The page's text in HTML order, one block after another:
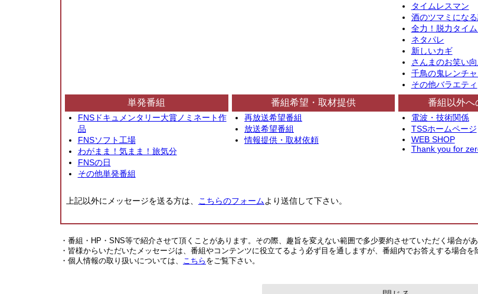
タイムレスマン
酒のツマミにな
全力！脱力タイ
ネタパレ
新しいカギ
さんまのお笑い
千鳥の鬼レンチ
その他バラエティ
単発番組
FNSドキュメンタリー大賞ノミネート作
品
FNSソフト工場
わがまま！気まま！旅気分
FNSの日
その他単発番組
番組希望・取材提供
再放送希望番組
放送希望番組
情報提供・取材依頼
番組以外へ
電波・技術関係
TSSホームページ
WEB SHOP
Thank you for
上記以外にメッセージを送る方は、 こちらのフォームより送信して下さい。
・番組・HP・SNS等で紹介させて頂くことがあります。その際、趣旨を変えない範囲で多少要約させていただく場合が
・皆様からいただいたメッセージは、番組やコンテンツに役立てるよう必ず目を通しますが、番組内でお答えする場合
・個人情報の取り扱いについては、
こちら をご覧下さい。